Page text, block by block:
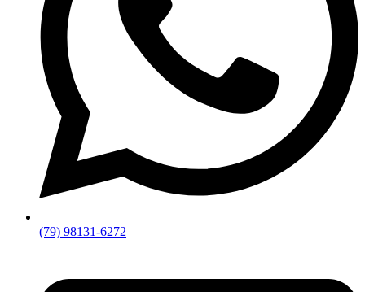
(79) 98131-6272